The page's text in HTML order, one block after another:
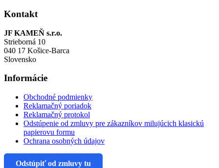
Kontakt
JF KAMEŇ s.r.o.
Strieborná 10
040 17 Košice-Barca
Slovensko
Informácie
Obchodné podmienky
Reklamačný poriadok
Reklamačný protokol
Odstúpenie od zmluvy pre zákazníkov milujúcich klasickú
papierovu formu
Ochrana osobných údajov
Odstúpiť od zmluvy tu